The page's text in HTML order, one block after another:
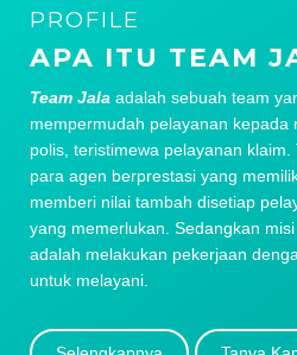
PROFILE
APA ITU TEAM
Team Jala adalah sebuah team
mempermudah pelayanan kepada
polis, teristimewa pelayanan
para agen berprestasi yang
memberi nilai tambah disetiap
yang memerlukan. Sedangkan
adalah melakukan pekerjaan
untuk melayani.